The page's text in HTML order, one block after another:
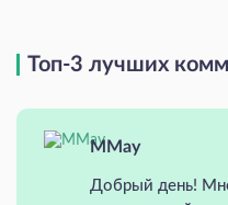
Топ-3 лучших
MMay
Добрый день!